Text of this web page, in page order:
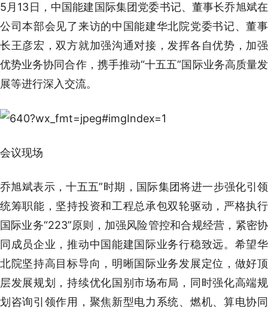
5月13日，中国能建国际集团党委书记、董事长乔旭斌在
公司本部会见了来访的中国能建华北院党委书记、董事
长王彦宏，双方就加强沟通对接，发挥各自优势，加强
优势业务协同合作，携手推动“十五五”国际业务高质量发
展等进行深入交流。
会议现场
乔旭斌表示，十五五”时期，国际集团将进一步强化引领
统筹职能，坚持投资和工程总承包双轮驱动，严格执行
国际业务“223”原则，加强风险管控和合规经营，紧密协
同成员企业，推动中国能建国际业务行稳致远。希望华
北院坚持高目标导向，明晰国际业务发展定位，做好顶
层发展规划，持续优化国别市场布局，同时强化高端规
划咨询引领作用，聚焦新型电力系统、燃机、算电协同